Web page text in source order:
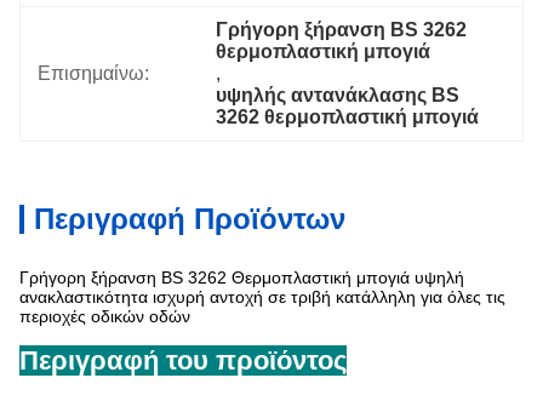
Επισημαίνω:
Γρήγορη ξήρανση BS 3262
θερμοπλαστική μπογιά
,
υψηλής αντανάκλασης BS
3262 θερμοπλαστική μπογιά
Περιγραφή Προϊόντων
Γρήγορη ξήρανση BS 3262 Θερμοπλαστική μπογιά υψηλή
ανακλαστικότητα ισχυρή αντοχή σε τριβή κατάλληλη για όλες τις
περιοχές οδικών οδών
Περιγραφή του προϊόντος